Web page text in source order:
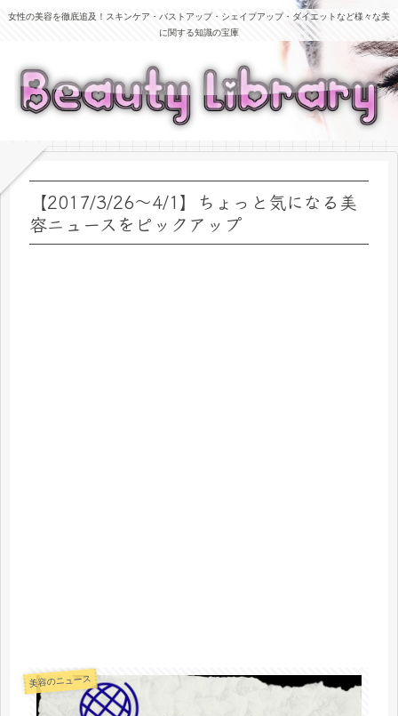
女性の美容を徹底追及！スキンケア・バストアップ・シェイプアップ・ダイエットなど様々な美
に関する知識の宝庫
【2017/3/26～4/1】ちょっと気になる美
容ニュースをピックアップ
美容のニュース